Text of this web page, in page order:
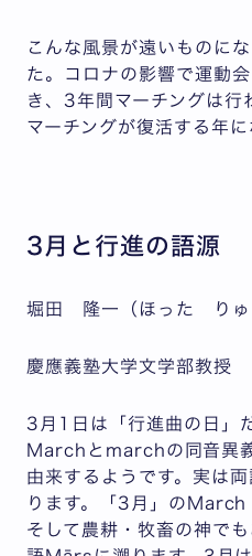
こんな風景が遠いものに
た。コロナの影響で運動
き、3年間マーチングは行
マーチングが復活する年に
3月と行進の語源
堀田 隆一（ほった りゅ
慶應義塾大学文学部教授
3月1日は「行進曲の日」
Marchとmarchの同音異
由来するようです。実は
ります。「3月」のMarch
そして農耕・牧畜の神で